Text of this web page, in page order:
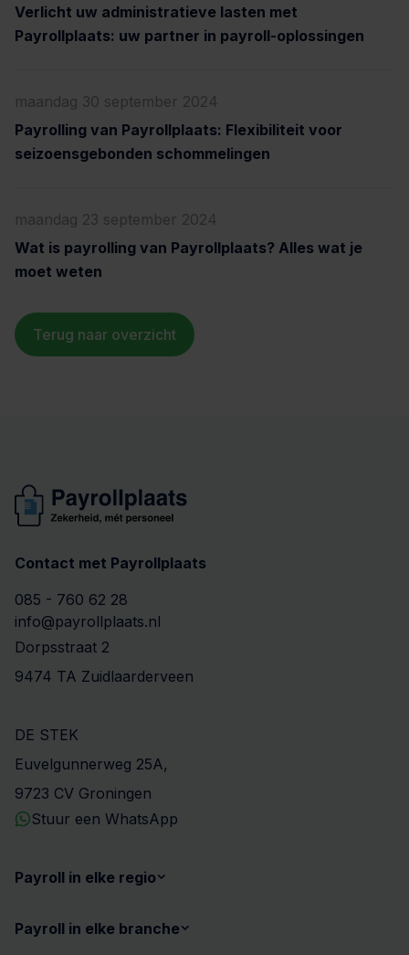
Verlicht uw administratieve lasten met
Payrollplaats: uw partner in payroll-oplossingen
maandag 30 september 2024
Payrolling van Payrollplaats: Flexibiliteit voor
seizoensgebonden schommelingen
maandag 23 september 2024
Wat is payrolling van Payrollplaats? Alles wat je
moet weten
Terug naar overzicht
Contact met Payrollplaats
085 - 760 62 28
info@payrollplaats.nl
Dorpsstraat 2
9474 TA Zuidlaarderveen
DE STEK
Euvelgunnerweg 25A,
9723 CV Groningen
Stuur een WhatsApp
Payroll in elke regio
Payroll in elke branche